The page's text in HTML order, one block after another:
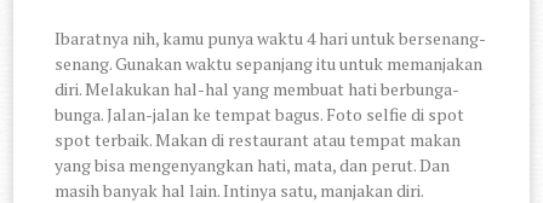
Ibaratnya nih, kamu punya waktu 4 hari untuk bersenang-
senang. Gunakan waktu sepanjang itu untuk memanjakan
diri. Melakukan hal-hal yang membuat hati berbunga-
bunga. Jalan-jalan ke tempat bagus. Foto selfie di spot
spot terbaik. Makan di restaurant atau tempat makan
yang bisa mengenyangkan hati, mata, dan perut. Dan
masih banyak hal lain. Intinya satu, manjakan diri.